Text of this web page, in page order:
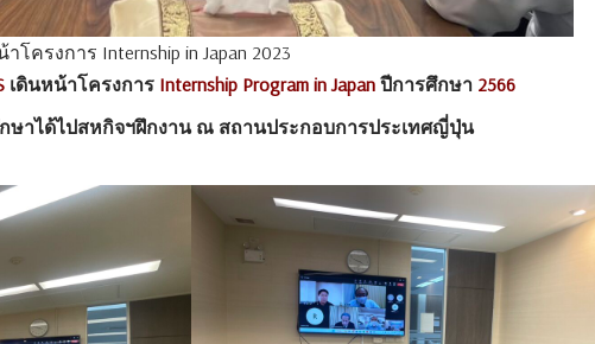
โครงการ Internship in Japan 2023
เดินหน้าโครงการ Internship Program in Japan ปีการศึกษา 2566
ษาได้ไปสหกิจฯฝึกงาน ณ สถานประกอบการประเทศญี่ปุ่น